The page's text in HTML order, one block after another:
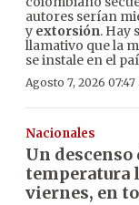
autores serían
y extorsión. Hay
llamativo que la
se instale en el
Agosto 7, 2026 07:47
Nacionales
Un descenso
temperatura
viernes, en